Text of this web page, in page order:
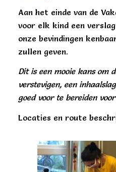
Aan het einde van de
voor elk kind een
onze bevindingen
zullen geven.
Dit is een mooie kans om
verstevigen, een
goed voor te bereiden
Locaties en route